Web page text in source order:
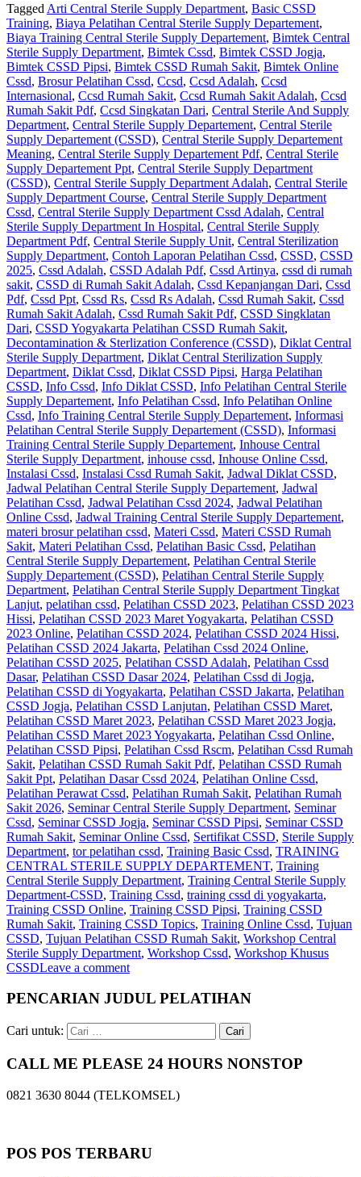
Tagged Arti Central Sterile Supply Department, Basic CSSD
Training, Biaya Pelatihan Central Sterile Supply Departement,
Biaya Training Central Sterile Supply Departement, Bimtek Central
Sterile Supply Department, Bimtek Cssd, Bimtek CSSD Jogja,
Bimtek CSSD Pipsi, Bimtek CSSD Rumah Sakit, Bimtek Online
Cssd, Brosur Pelatihan Cssd, Ccsd, Ccsd Adalah, Ccsd
Internasional, Ccsd Rumah Sakit, Ccsd Rumah Sakit Adalah, Ccsd
Rumah Sakit Pdf, Ccsd Singkatan Dari, Central Sterile And Supply
Department, Central Sterile Supply Departement, Central Sterile
Supply Departement (CSSD), Central Sterile Supply Departement
Meaning, Central Sterile Supply Departement Pdf, Central Sterile
Supply Departement Ppt, Central Sterile Supply Department
(CSSD), Central Sterile Supply Department Adalah, Central Sterile
Supply Department Course, Central Sterile Supply Department
Cssd, Central Sterile Supply Department Cssd Adalah, Central
Sterile Supply Department In Hospital, Central Sterile Supply
Department Pdf, Central Sterile Supply Unit, Central Sterilization
Supply Department, Contoh Laporan Pelatihan Cssd, CSSD, CSSD
2025, Cssd Adalah, CSSD Adalah Pdf, Cssd Artinya, cssd di rumah
sakit, CSSD di Rumah Sakit Adalah, Cssd Kepanjangan Dari, Cssd
Pdf, Cssd Ppt, Cssd Rs, Cssd Rs Adalah, Cssd Rumah Sakit, Cssd
Rumah Sakit Adalah, Cssd Rumah Sakit Pdf, CSSD Singklatan
Dari, CSSD Yogyakarta Pelatihan CSSD Rumah Sakit,
Decontamination & Sterlization Conference (CSSD), Diklat Central
Sterile Supply Department, Diklat Central Sterilization Supply
Department, Diklat Cssd, Diklat CSSD Pipsi, Harga Pelatihan
CSSD, Info Cssd, Info Diklat CSSD, Info Pelatihan Central Sterile
Supply Departement, Info Pelatihan Cssd, Info Pelatihan Online
Cssd, Info Training Central Sterile Supply Departement, Informasi
Pelatihan Central Sterile Supply Departement (CSSD), Informasi
Training Central Sterile Supply Departement, Inhouse Central
Sterile Supply Department, inhouse cssd, Inhouse Online Cssd,
Instalasi Cssd, Instalasi Cssd Rumah Sakit, Jadwal Diklat CSSD,
Jadwal Pelatihan Central Sterile Supply Departement, Jadwal
Pelatihan Cssd, Jadwal Pelatihan Cssd 2024, Jadwal Pelatihan
Online Cssd, Jadwal Training Central Sterile Supply Departement,
materi brosur pelatihan cssd, Materi Cssd, Materi CSSD Rumah
Sakit, Materi Pelatihan Cssd, Pelatihan Basic Cssd, Pelatihan
Central Sterile Supply Departement, Pelatihan Central Sterile
Supply Departement (CSSD), Pelatihan Central Sterile Supply
Department, Pelatihan Central Sterile Supply Department Tingkat
Lanjut, pelatihan cssd, Pelatihan CSSD 2023, Pelatihan CSSD 2023
Hissi, Pelatihan CSSD 2023 Maret Yogyakarta, Pelatihan CSSD
2023 Online, Pelatihan CSSD 2024, Pelatihan CSSD 2024 Hissi,
Pelatihan CSSD 2024 Jakarta, Pelatihan Cssd 2024 Online,
Pelatihan CSSD 2025, Pelatihan CSSD Adalah, Pelatihan Cssd
Dasar, Pelatihan CSSD Dasar 2024, Pelatihan Cssd di Jogja,
Pelatihan CSSD di Yogyakarta, Pelatihan CSSD Jakarta, Pelatihan
CSSD Jogja, Pelatihan CSSD Lanjutan, Pelatihan CSSD Maret,
Pelatihan CSSD Maret 2023, Pelatihan CSSD Maret 2023 Jogja,
Pelatihan CSSD Maret 2023 Yogyakarta, Pelatihan Cssd Online,
Pelatihan CSSD Pipsi, Pelatihan Cssd Rscm, Pelatihan Cssd Rumah
Sakit, Pelatihan CSSD Rumah Sakit Pdf, Pelatihan CSSD Rumah
Sakit Ppt, Pelatihan Dasar Cssd 2024, Pelatihan Online Cssd,
Pelatihan Perawat Cssd, Pelatihan Rumah Sakit‎, Pelatihan Rumah
Sakit 2026, Seminar Central Sterile Supply Department, Seminar
Cssd, Seminar CSSD Jogja, Seminar CSSD Pipsi, Seminar CSSD
Rumah Sakit, Seminar Online Cssd, Sertifikat CSSD, Sterile Supply
Department, tor pelatihan cssd, Training Basic Cssd, TRAINING
CENTRAL STERILE SUPPLY DEPARTEMENT, Training
Central Sterile Supply Department, Training Central Sterile Supply
Department-CSSD, Training Cssd, training cssd di yogyakarta,
Training CSSD Online, Training CSSD Pipsi, Training CSSD
Rumah Sakit, Training CSSD Topics, Training Online Cssd, Tujuan
CSSD, Tujuan Pelatihan CSSD Rumah Sakit, Workshop Central
Sterile Supply Department, Workshop Cssd, Workshop Khusus
CSSDLeave a comment
PENCARIAN JUDUL PELATIHAN
Cari untuk:
CALL ME PLEASE 24 HOURS NONSTOP
0821 3630 8044 (TELKOMSEL)
POS POS TERBARU